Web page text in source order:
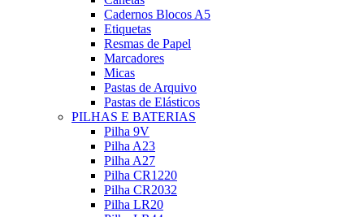
Cadernos Blocos A5
Etiquetas
Resmas de Papel
Marcadores
Micas
Pastas de Arquivo
Pastas de Elásticos
PILHAS E BATERIAS
Pilha 9V
Pilha A23
Pilha A27
Pilha CR1220
Pilha CR2032
Pilha LR20